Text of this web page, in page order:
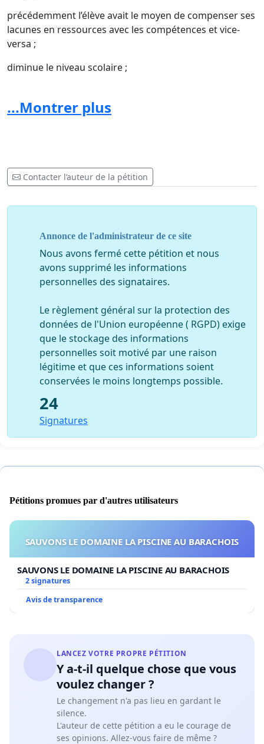
précédemment l’élève avait le moyen de compenser ses
lacunes en ressources avec les compétences et vice-
versa ;
diminue le niveau scolaire ;
un rouge de 3e reste en 4e) ;
d’avoir la fierté de faire mieux qu’un telle, aucune
compétition donc plus l’envie de se surpasser ;
les élèves ou parents n’ont pas tous la possibilité
les couleurs sont plus le jugement du professeur que le
travail fourni ;
un indicateur d’orientation inexistant ;un bulletin qui n’a
lecture : des couleurs supplémentaires non expliqués) ;
mauvaise qualité du bulletin (matériaux, imprimerie,…) ;
le passage de deux à cinq couleurs s’est fait de manière
injuste (exemple: un vert de l’année précédente n’est
pas devenu vert foncé tandis qu’un orange est devenu
Nous demandons l’arrêt du projet évaluation
SMARTSCHOOL.
...Montrer plus
Contacter l’auteur de la pétition
Annonce de l'administrateur de ce site
Nous avons fermé cette pétition et nous
avons supprimé les informations
personnelles des signataires.
Le règlement général sur la protection des
données de l'Union européenne ( RGPD) exige
que le stockage des informations
personnelles soit motivé par une raison
légitime et que ces informations soient
conservées le moins longtemps possible.
24
Signatures
Pétitions promues par d'autres utilisateurs
SAUVONS LE DOMAINE LA PISCINE AU BARACHOIS
SAUVONS LE DOMAINE LA PISCINE AU BARACHOIS
2 signatures
Avis de transparence
LANCEZ VOTRE PROPRE PÉTITION
Y a-t-il quelque chose que vous
voulez changer ?
Le changement n'a pas lieu en gardant le
silence.
L'auteur de cette pétition a eu le courage de
ses opinions. Allez-vous faire de même ?